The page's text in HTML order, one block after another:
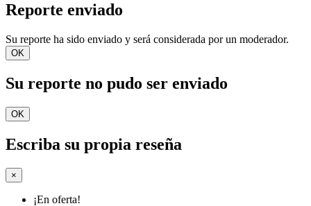
Reporte enviado
Su reporte ha sido enviado y será considerada por un moderador.
OK
Su reporte no pudo ser enviado
OK
Escriba su propia reseña
×
¡En oferta!